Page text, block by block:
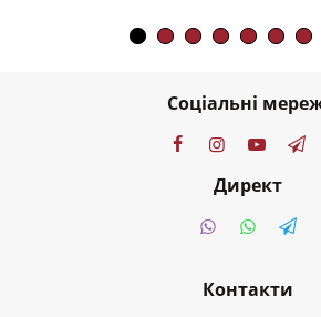
Соціальні
Директ
Контакти